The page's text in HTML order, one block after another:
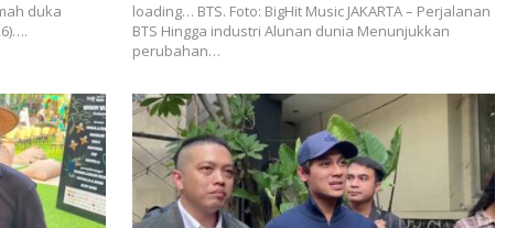
duka
loading… BTS. Foto: BigHit Music JAKARTA – Perjalanan
BTS Hingga industri Alunan dunia Menunjukkan
perubahan…